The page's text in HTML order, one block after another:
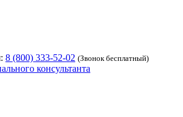
8 (800) 333-52-02 (Звонок бесплатный)
консультанта